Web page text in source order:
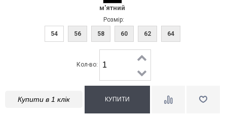
м'ятний
Розмір:
54
56 58 60 62 64
Кол-во:
Купити в 1 клік